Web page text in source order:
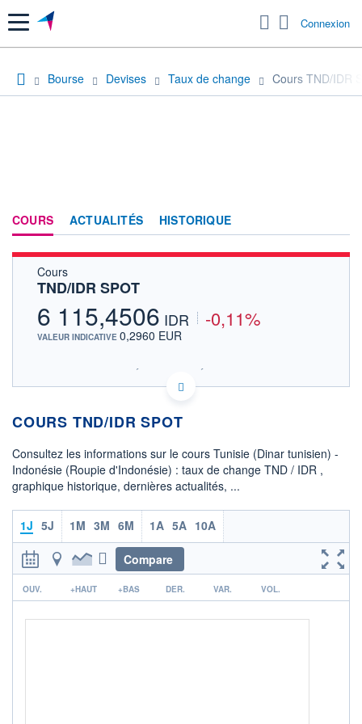
Menu Connexion
Bourse Devises Taux de change Cours TND/IDR
COURS ACTUALITÉS HISTORIQUE
Cours
TND/IDR SPOT
6 115,4506 IDR -0,11%
VALEUR INDICATIVE 0,2960 EUR
SIX - FOREX 2 DONNÉES TEMPS RÉEL
Politique d'exécution
09h31
6 120
6 130
OUVERTURE
6 118,2450
CLÔTURE VEILLE
6 169,5312 6 112,2091
COTATION SPÉCIFIQUE
COURS TND/IDR SPOT
Consultez les informations sur le cours Tunisie (Dinar tunisien) -
Indonésie (Roupie d'Indonésie) : taux de change TND / IDR ,
graphique historique, dernières actualités, ...
1J 5J 1M 3M 6M 1A 5A 10A
Compare
r
OUV. +HAUT +BAS DER. VAR. VOL.